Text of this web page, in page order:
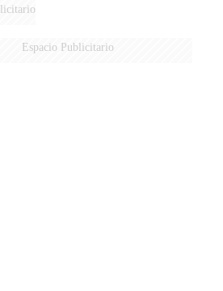
Espacio Publicitario